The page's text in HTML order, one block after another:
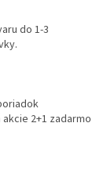
do 1-3
2+1 zadarmo